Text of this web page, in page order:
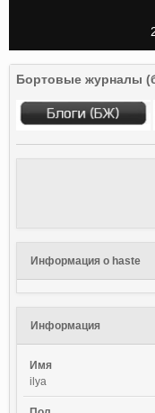
Бортовые журналы
Информация о haste
Информация
Имя
ilya